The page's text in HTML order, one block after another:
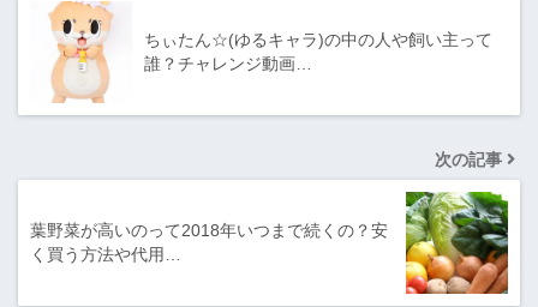
ちぃたん☆(ゆるキャラ)の中の人や飼い主って
誰？チャレンジ動画…
次の記事
葉野菜が高いのって2018年いつまで続くの？安
く買う方法や代用…